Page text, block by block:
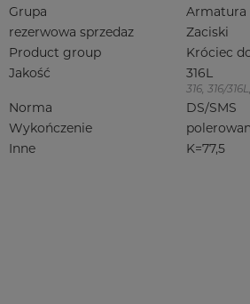
Grupa
Armatura
rezerwowa sprzedaz
Zaciski
Product group
Króciec
Jakość
316L
316, 316/
Norma
DS/SMS
Wykończenie
Inne
K=77,5